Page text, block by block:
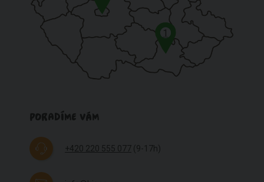
1
PORADÍME VÁM
+420 220 555 077 (9-17h)